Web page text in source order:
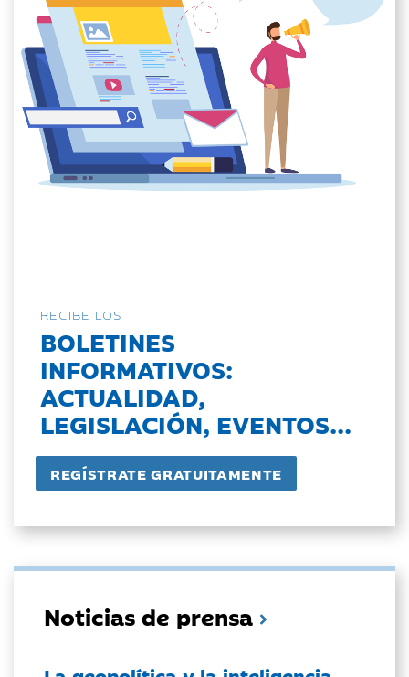
RECIBE LOS
BOLETINES
INFORMATIVOS:
ACTUALIDAD,
LEGISLACIÓN, EVENTOS...
Noticias de prensa